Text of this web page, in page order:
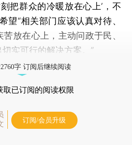
把群众的冷暖放在心上’，不
望“相关部门应该认真对待、
放在心上，主动问政于民、
实可行的解决方案。”
字 订阅后继续阅读
取已订阅的阅读权限
订阅/会员升级